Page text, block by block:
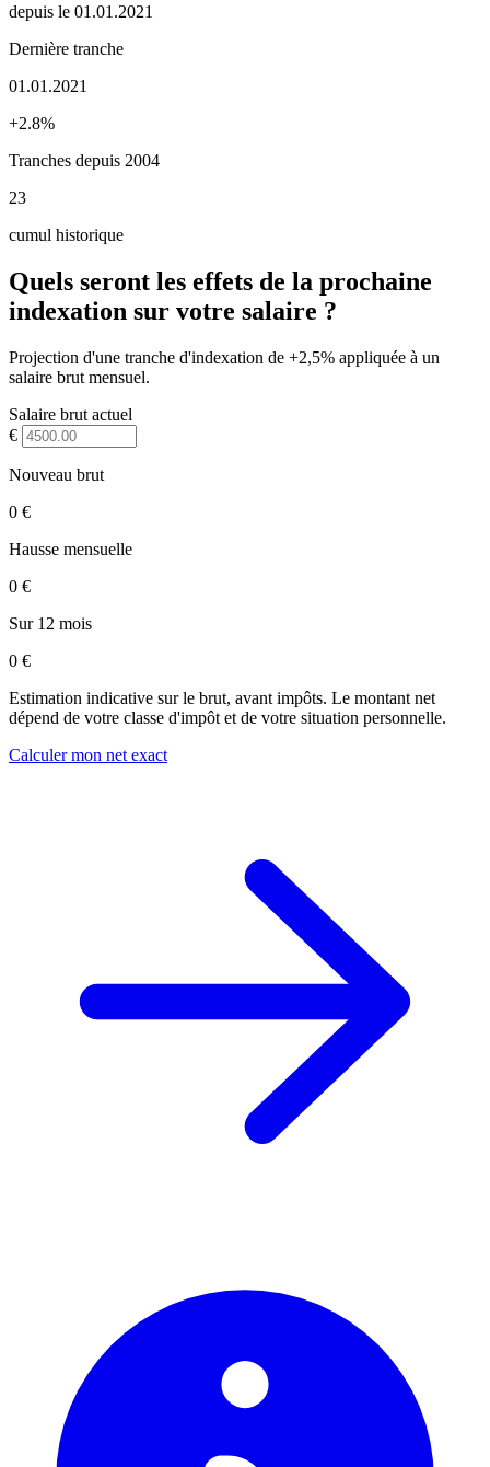
depuis le 01.01.2021
Dernière tranche
01.01.2021
+2.8%
Tranches depuis 2004
23
cumul historique
Quels seront les effets de la prochaine
indexation sur votre salaire ?
Projection d'une tranche d'indexation de +2,5% appliquée à un
salaire brut mensuel.
Salaire brut actuel
€
Nouveau brut
0 €
Hausse mensuelle
0 €
Sur 12 mois
0 €
Estimation indicative sur le brut, avant impôts. Le montant net
dépend de votre classe d'impôt et de votre situation personnelle.
Calculer mon net exact